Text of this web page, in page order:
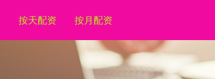
按天配资 按月配资